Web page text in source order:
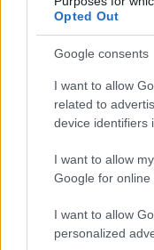
Opted Out
Google consents
I want to allow
related to
device identifiers
I want to allow
Google for online
I want to allow
personalized
A tartós nyári hőség
ennek ellenére